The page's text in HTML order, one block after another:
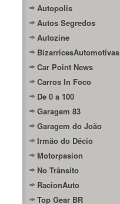
Autopolis
Autos Segredos
Autozine
BizarricesAutomotivas
Car Point News
Carros In Foco
De 0 a 100
Garagem 83
Garagem do João
Irmão do Décio
Motorpasion
No Trânsito
RacionAuto
Top Gear BR